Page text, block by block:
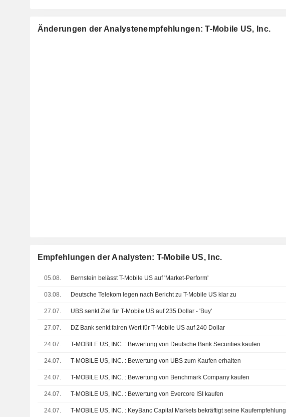
Änderungen der Analystenempfehlungen: T-Mobile US, Inc.
Empfehlungen der Analysten: T-Mobile US, Inc.
05.08. Bernstein belässt T-Mobile US auf 'Market-Perform'
03.08. Deutsche Telekom legen nach Bericht zu T-Mobile US klar zu
27.07. UBS senkt Ziel für T-Mobile US auf 235 Dollar - 'Buy'
27.07. DZ Bank senkt fairen Wert für T-Mobile US auf 240 Dollar
24.07. T-MOBILE US, INC. : Bewertung von Deutsche Bank Securities kaufen
24.07. T-MOBILE US, INC. : Bewertung von UBS zum Kaufen erhalten
24.07. T-MOBILE US, INC. : Bewertung von Benchmark Company kaufen
24.07. T-MOBILE US, INC. : Bewertung von Evercore ISI kaufen
24.07. T-MOBILE US, INC. : KeyBanc Capital Markets bekräftigt seine Kaufempfehlung